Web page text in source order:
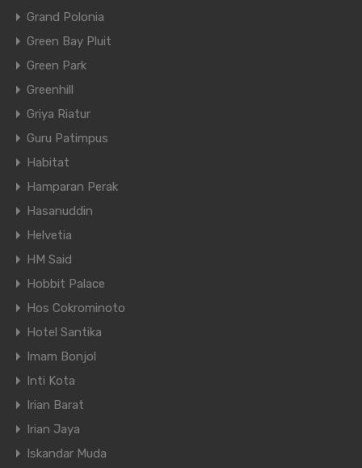
Grand Polonia
Green Bay Pluit
Green Park
Greenhill
Griya Riatur
Guru Patimpus
Habitat
Hamparan Perak
Hasanuddin
Helvetia
HM Said
Hobbit Palace
Hos Cokrominoto
Hotel Santika
Imam Bonjol
Inti Kota
Irian Barat
Irian Jaya
Iskandar Muda